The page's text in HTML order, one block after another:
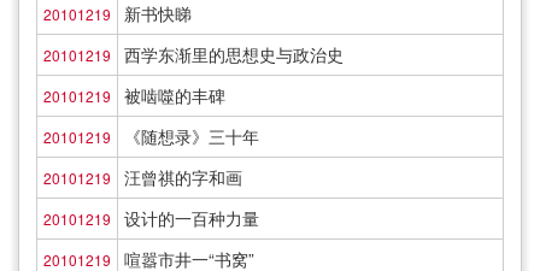
20101219 新书快睇
20101219 西学东渐里的思想史与政治史
20101219 被啮噬的丰碑
20101219 《随想录》三十年
20101219 汪曾祺的字和画
20101219 设计的一百种力量
20101219 喧嚣市井一“书窝”